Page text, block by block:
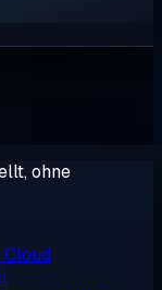
ohne